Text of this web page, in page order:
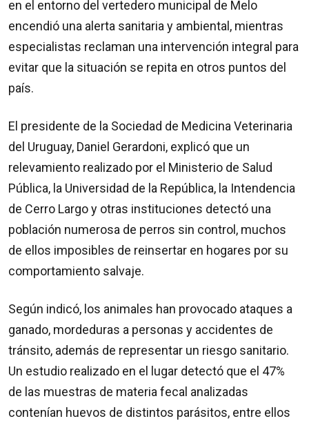
en el entorno del vertedero municipal de Melo
encendió una alerta sanitaria y ambiental, mientras
especialistas reclaman una intervención integral para
evitar que la situación se repita en otros puntos del
país.
El presidente de la Sociedad de Medicina Veterinaria
del Uruguay, Daniel Gerardoni, explicó que un
relevamiento realizado por el Ministerio de Salud
Pública, la Universidad de la República, la Intendencia
de Cerro Largo y otras instituciones detectó una
población numerosa de perros sin control, muchos
de ellos imposibles de reinsertar en hogares por su
comportamiento salvaje.
Según indicó, los animales han provocado ataques a
ganado, mordeduras a personas y accidentes de
tránsito, además de representar un riesgo sanitario.
Un estudio realizado en el lugar detectó que el 47%
de las muestras de materia fecal analizadas
contenían huevos de distintos parásitos, entre ellos